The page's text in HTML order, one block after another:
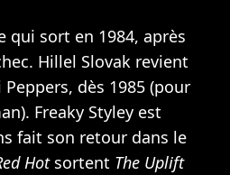
qui sort en 1984, après
Hillel Slovak revient
dès 1985 (pour
Freaky Styley est
fait son retour dans le
Hotsortent The Uplift